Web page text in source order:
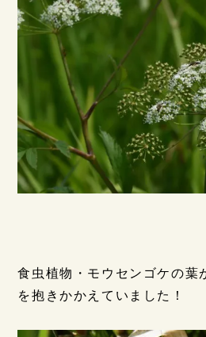
食虫植物・モウセンゴケの葉
を抱きかかえていました！